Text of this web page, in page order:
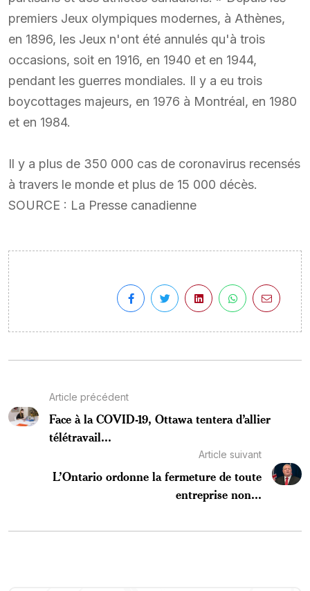
premiers Jeux olympiques modernes, à Athènes,
en 1896, les Jeux n'ont été annulés qu'à trois
occasions, soit en 1916, en 1940 et en 1944,
pendant les guerres mondiales. Il y a eu trois
boycottages majeurs, en 1976 à Montréal, en 1980
et en 1984.
Il y a plus de 350 000 cas de coronavirus recensés
à travers le monde et plus de 15 000 décès.
SOURCE : La Presse canadienne
Article précédent
Face à la COVID-19, Ottawa tentera d’allier
télétravail...
Article suivant
L’Ontario ordonne la fermeture de toute
entreprise non...